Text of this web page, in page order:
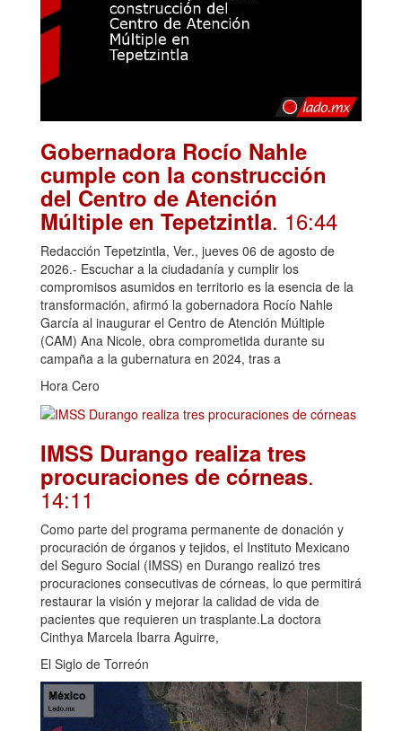
Gobernadora Rocío Nahle
cumple con la construcción
del Centro de Atención
Múltiple en Tepetzintla. 16:44
Redacción Tepetzintla, Ver., jueves 06 de agosto de
2026.- Escuchar a la ciudadanía y cumplir los
compromisos asumidos en territorio es la esencia de la
transformación, afirmó la gobernadora Rocío Nahle
García al inaugurar el Centro de Atención Múltiple
(CAM) Ana Nicole, obra comprometida durante su
campaña a la gubernatura en 2024, tras a
Hora Cero
IMSS Durango realiza tres
procuraciones de córneas.
14:11
Como parte del programa permanente de donación y
procuración de órganos y tejidos, el Instituto Mexicano
del Seguro Social (IMSS) en Durango realizó tres
procuraciones consecutivas de córneas, lo que permitirá
restaurar la visión y mejorar la calidad de vida de
pacientes que requieren un trasplante.La doctora
Cinthya Marcela Ibarra Aguirre,
El Siglo de Torreón